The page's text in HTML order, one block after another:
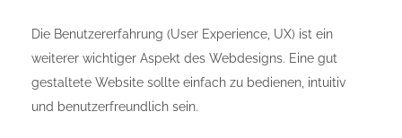
Die Benutzererfahrung (User Experience, UX) ist ein
weiterer wichtiger Aspekt des Webdesigns. Eine gut
gestaltete Website sollte einfach zu bedienen, intuitiv
und benutzerfreundlich sein.